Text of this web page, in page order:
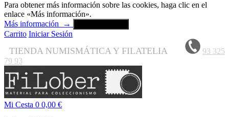
Para obtener más información sobre las cookies, haga clic en el
enlace «Más información».
Más información
→
Carrito Iniciar Sesión
TIENDA NUMISMÁTICA Y FILATELIA
93 325
79 93
Mi Cesta 0 0,00 €